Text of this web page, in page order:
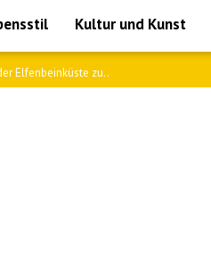
Kultur und Kunst
betrifft die Mensc..